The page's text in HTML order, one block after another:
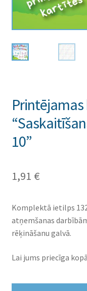
10”
1,91 €
Komplektā ietilps
atņemšanas
rēķināšanu galvā.
Lai jums priecīga